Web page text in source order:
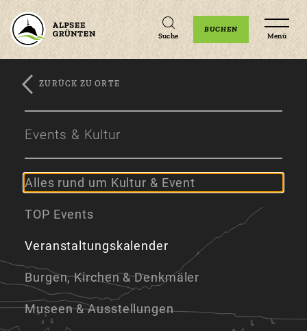
Zum
Zur
Zum
Suche
BUCHEN
Menü
ZURÜCK ZU ORTE
Events & Kultur
Alles rund um Kultur & Event
TOP Events
Veranstaltungskalender
Burgen, Kirchen & Denkmäler
Museen & Ausstellungen
Unterkünfte Veranstaltungen